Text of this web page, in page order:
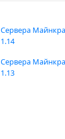
Сервера
1.14
Сервера
1.13